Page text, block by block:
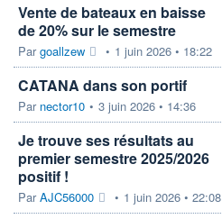
Vente de bateaux en baisse
de 20% sur le semestre
Pargoallzew • 1 juin 2026 • 18:22
CATANA dans son portif
Par nector10 • 3 juin 2026 • 14:36
Je trouve ses résultats au
premier semestre 2025/2026
positif !
ParAJC56000 • 1 juin 2026 • 22:08